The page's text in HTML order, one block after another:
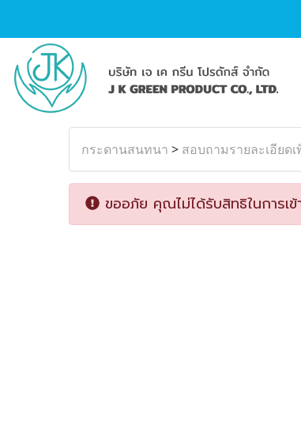
กระดานสนทนา > สอบถามรายละเอียดเ
ขออภัย คุณไม่ได้รับสิทธิในการเข้